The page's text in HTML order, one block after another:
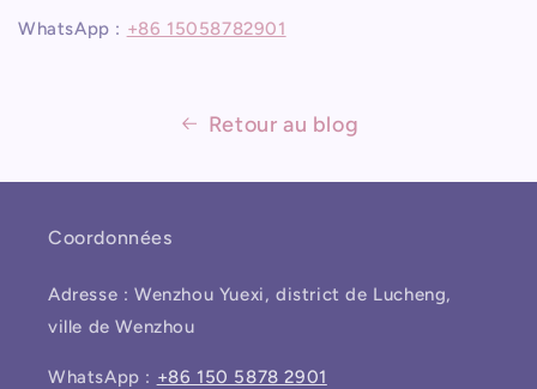
WhatsApp : +86 15058782901
Retour au blog
Coordonnées
Adresse : Wenzhou Yuexi, district de Lucheng,
ville de Wenzhou
WhatsApp : +86 150 5878 2901